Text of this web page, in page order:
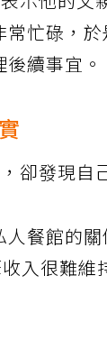
示他的
忙碌，
續事宜。
卻發現自
餐館的
入很難